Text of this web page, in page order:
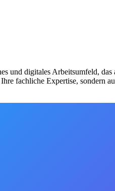
und digitales Arbeitsumfeld,
fachliche Expertise, sondern